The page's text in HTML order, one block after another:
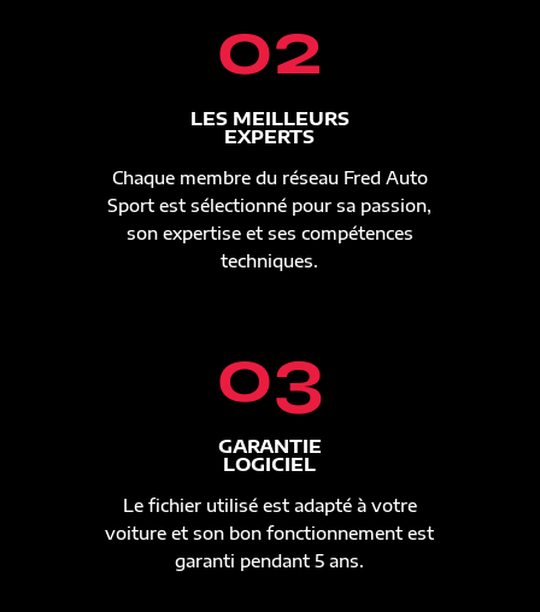
02
LES MEILLEURS
EXPERTS
Chaque membre du réseau Fred Auto
Sport est sélectionné pour sa passion,
son expertise et ses compétences
techniques.
03
GARANTIE
LOGICIEL
Le fichier utilisé est adapté à votre
voiture et son bon fonctionnement est
garanti pendant 5 ans.